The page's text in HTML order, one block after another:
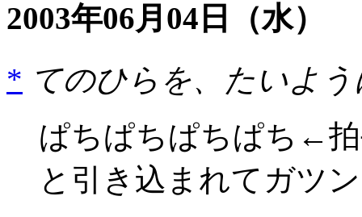
2003年06月04日
（水）
* てのひらを、たいよう
ぱちぱちぱちぱち←
と引き込まれてガツ